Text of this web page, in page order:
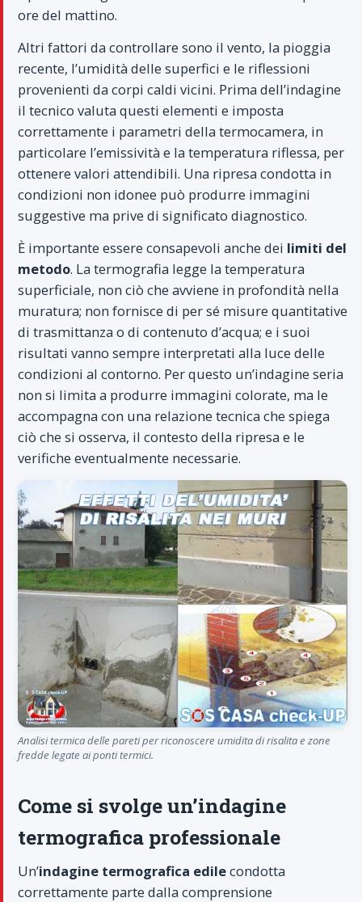
ore del mattino.
Altri fattori da controllare sono il vento, la pioggia
recente, l’umidità delle superfici e le riflessioni
provenienti da corpi caldi vicini. Prima dell’indagine
il tecnico valuta questi elementi e imposta
correttamente i parametri della termocamera, in
particolare l’emissività e la temperatura riflessa, per
ottenere valori attendibili. Una ripresa condotta in
condizioni non idonee può produrre immagini
suggestive ma prive di significato diagnostico.
È importante essere consapevoli anche dei limiti del
metodo. La termografia legge la temperatura
superficiale, non ciò che avviene in profondità nella
muratura; non fornisce di per sé misure quantitative
di trasmittanza o di contenuto d’acqua; e i suoi
risultati vanno sempre interpretati alla luce delle
condizioni al contorno. Per questo un’indagine seria
non si limita a produrre immagini colorate, ma le
accompagna con una relazione tecnica che spiega
ciò che si osserva, il contesto della ripresa e le
verifiche eventualmente necessarie.
Analisi termica delle pareti per riconoscere umidita di risalita e zone
fredde legate ai ponti termici.
Come si svolge un’indagine
termografica professionale
Un’indagine termografica edilecondotta
correttamente parte dalla comprensione